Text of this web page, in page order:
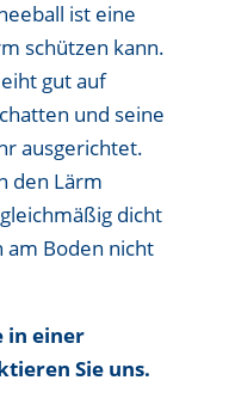
ist eine
schützen kann.
gut auf
und seine
ausgerichtet.
den Lärm
dicht
am Boden nicht
in einer
Sie uns.